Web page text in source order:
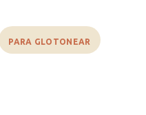
PARA GLOTONEAR